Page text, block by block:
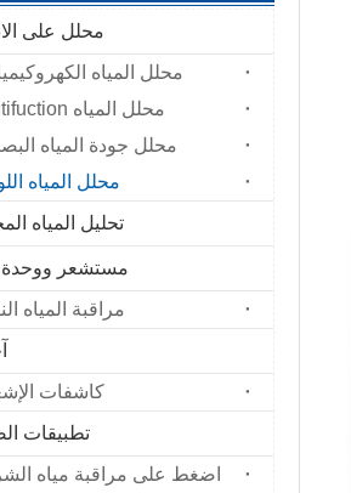
محلل على
محلل المياه
محلل المياه Mutifuction
محلل جودة المياه
محلل المياه
تحليل المياه
مستشعر ووحدة
مراقبة المياه
كاشفات
تطبيقات
اضغط على مراقبة مياه